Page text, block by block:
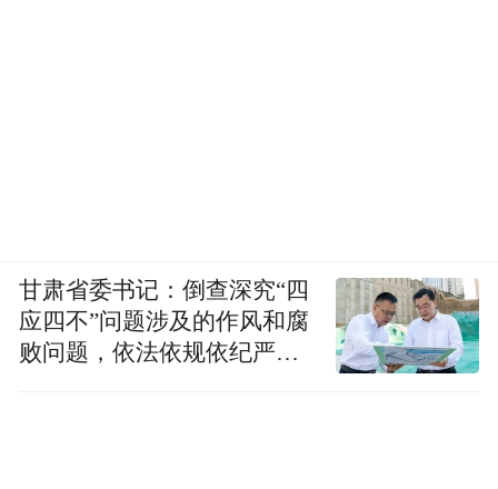
甘肃省委书记：倒查深究“四
应四不”问题涉及的作风和腐
败问题，依法依规依纪严肃